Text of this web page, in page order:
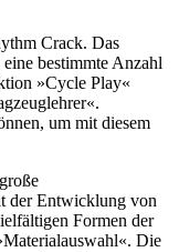
Crack. Das
bestimmte Anzahl
»Cycle Play«
um mit diesem
der Entwicklung von
Formen der
Die